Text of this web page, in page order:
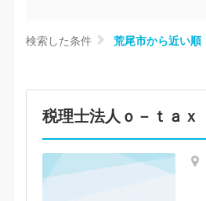
検索した条件 荒尾市から近い順
税理士法人ｏ－ｔａｘ